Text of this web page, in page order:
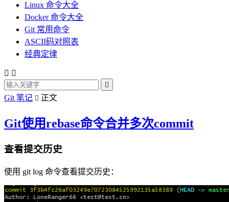
Linux 命令大全
Docker 命令大全
Git 常用命令
ASCII码对照表
经典定律
 

Git 笔记  正文
Git使用rebase命令合并多次commit
查看提交历史
使用 git log 命令查看提交历史：